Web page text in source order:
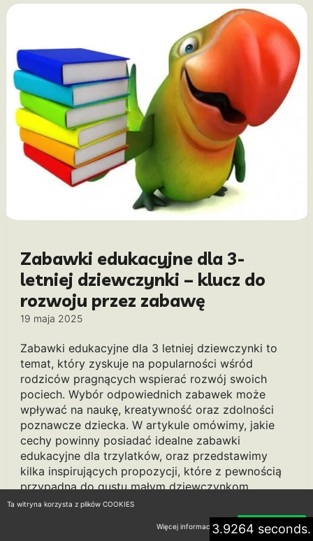
Zabawki edukacyjne dla 3-
letniej dziewczynki – klucz do
rozwoju przez zabawę
19 maja 2025
Zabawki edukacyjne dla 3 letniej dziewczynki to
temat, który zyskuje na popularności wśród
rodziców pragnących wspierać rozwój swoich
pociech. Wybór odpowiednich zabawek może
wpływać na naukę, kreatywność oraz zdolności
poznawcze dziecka. W artykule omówimy, jakie
cechy powinny posiadać idealne zabawki
edukacyjne dla trzylatków, oraz przedstawimy
kilka inspirujących propozycji, które z pewnością
przypadną do gustu małym dziewczynkom.
Zwrócimy również uwagę na znaczenie zabawy w
procesie edukacyjnym i jak poprzez różnorodne
aktywności można rozwijać umiejętności3.9264 seconds.
Ta witryna korzysta z plików COOKIES
Więcej informacji Akceptuję